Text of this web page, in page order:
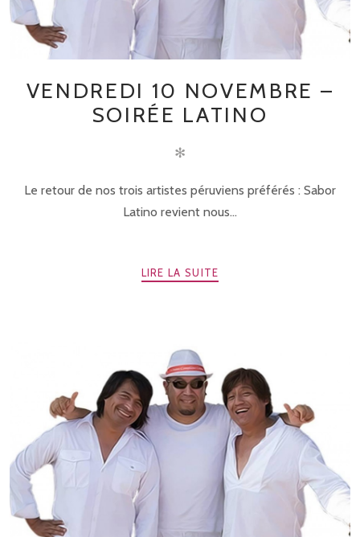
VENDREDI 10 NOVEMBRE –
SOIRÉE LATINO
✻
Le retour de nos trois artistes péruviens préférés : Sabor
Latino revient nous...
LIRE LA SUITE